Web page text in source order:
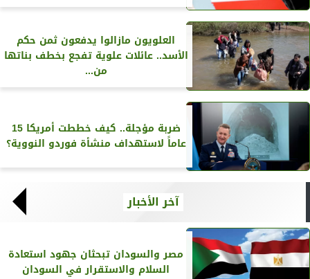
العلويون مازالوا يدفعون ثمن حكم
الأسد.. عائلات علوية تفجع بخطف بناتها
من...
ضربة مؤجلة.. كيف خططت أمريكا 15
عاماً لاستهداف منشأة فوردو النووية؟
آخر الأخبار
مصر والسودان تبحثان جهود استعادة
السلام والاستقرار في السودان